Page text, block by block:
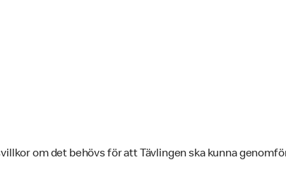
om det behövs för att Tävlingen ska kunna